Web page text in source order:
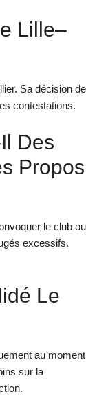
Lille–
Sa décision de
contestations.
Des
Propos
le club ou
excessifs.
Le
au moment
sur la